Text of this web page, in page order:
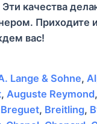
качества
Приходите
вас!
Lange & Sohne,
, Auguste Reymond,
Breguet, Breitling,